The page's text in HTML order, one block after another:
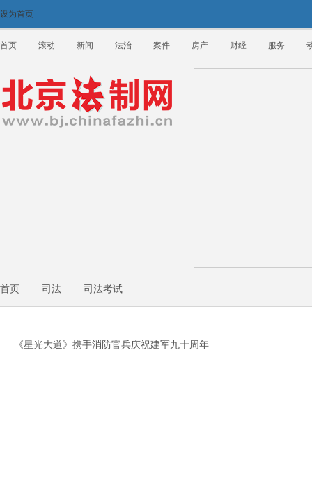
设为首页
首页 滚动 新闻 法治 案件 房产 财经 服务
首页 司法 司法考试
《星光大道》携手消防官兵庆祝建军九十周年